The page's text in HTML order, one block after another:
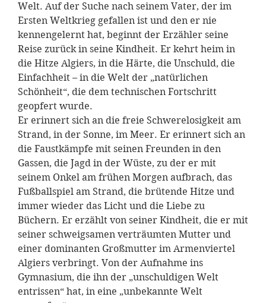
Welt. Auf der Suche nach seinem Vater, der im
Ersten Weltkrieg gefallen ist und den er nie
kennengelernt hat, beginnt der Erzähler seine
Reise zurück in seine Kindheit. Er kehrt heim in
die Hitze Algiers, in die Härte, die Unschuld, die
Einfachheit – in die Welt der „natürlichen
Schönheit“, die dem technischen Fortschritt
geopfert wurde.
Er erinnert sich an die freie Schwerelosigkeit am
Strand, in der Sonne, im Meer. Er erinnert sich an
die Faustkämpfe mit seinen Freunden in den
Gassen, die Jagd in der Wüste, zu der er mit
seinem Onkel am frühen Morgen aufbrach, das
Fußballspiel am Strand, die brütende Hitze und
immer wieder das Licht und die Liebe zu
Büchern. Er erzählt von seiner Kindheit, die er mit
seiner schweigsamen verträumten Mutter und
einer dominanten Großmutter im Armenviertel
Algiers verbringt. Von der Aufnahme ins
Gymnasium, die ihn der „unschuldigen Welt
entrissen“ hat, in eine „unbekannte Welt